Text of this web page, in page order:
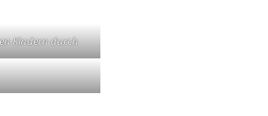
Kindern durch